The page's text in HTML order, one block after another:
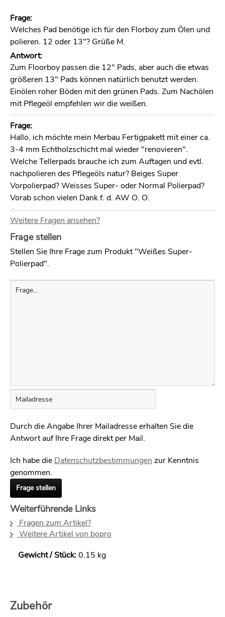
Frage:
Welches Pad benötige ich für den Florboy zum Ölen und
polieren. 12 oder 13"? Grüße M.
Antwort:
Zum Floorboy passen die 12" Pads, aber auch die etwas
größeren 13" Pads können natürlich benutzt werden.
Einölen roher Böden mit den grünen Pads. Zum Nachölen
mit Pflegeöl empfehlen wir die weißen.
Frage:
Hallo, ich möchte mein Merbau Fertigpakett mit einer ca.
3-4 mm Echtholzschicht mal wieder "renovieren".
Welche Tellerpads brauche ich zum Auftagen und evtl.
nachpolieren des Pflegeöls natur? Beiges Super
Vorpolierpad? Weisses Super- oder Normal Polierpad?
Vorab schon vielen Dank f. d. AW O. O.
Antwort:
Standardpad für Pflegeölverarbeitung ist das weiße, aber
auch beige, geringfügig gröber, ist ok. Die Superpads
haben, weil dicker, längere Standzeiten und sind zudem
bei nicht völlig planen Bodenflächen von Vorteil, weil sie
sich besser anpassen.
Weitere Fragen ansehen?
Frage stellen
Stellen Sie Ihre Frage zum Produkt "Weißes Super-
Polierpad".
Durch die Angabe Ihrer Mailadresse erhalten Sie die
Antwort auf Ihre Frage direkt per Mail.
Ich habe die Datenschutzbestimmungen zur Kenntnis
genommen.
Frage stellen
Weiterführende Links
Fragen zum Artikel?
Weitere Artikel von bopro
Gewicht / Stück:0.15 kg
Zubehör